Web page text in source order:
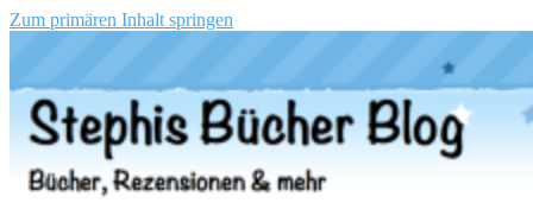
Zum primären Inhalt springen
Stephis Bücher Blog